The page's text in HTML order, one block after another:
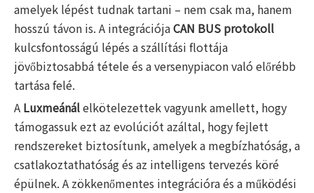
amelyek lépést tudnak tartani – nem csak ma, hanem
hosszú távon is. A integrációjaCAN BUS protokoll
kulcsfontosságú lépés a szállítási flottája
jövőbiztosabbá tétele és a versenypiacon való előrébb
tartása felé.
A Luxmeánálelkötelezettek vagyunk amellett, hogy
támogassuk ezt az evolúciót azáltal, hogy fejlett
rendszereket biztosítunk, amelyek a megbízhatóság, a
csatlakoztathatóság és az intelligens tervezés köré
épülnek. A zökkenőmentes integrációra és a működési